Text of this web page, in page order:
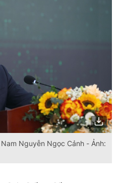
Nguyễn Ngọc Cảnh - Ảnh: